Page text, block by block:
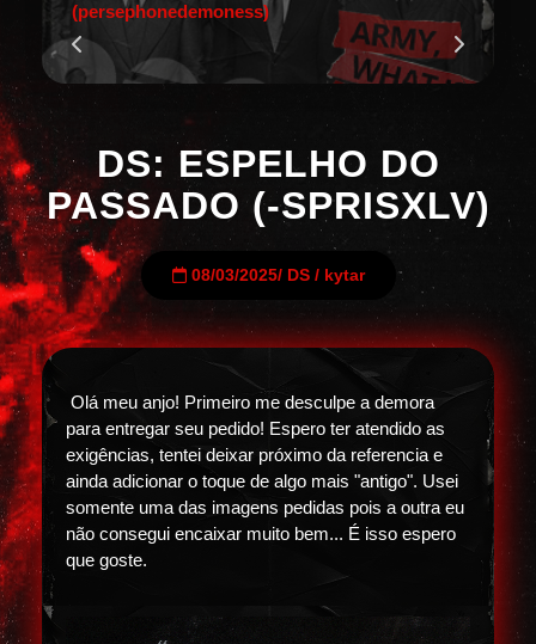
(persephonedemoness)
DS: ESPELHO DO
PASSADO (-SPRISXLV)
08/03/2025/ DS/ kytar
Olá meu anjo! Primeiro me desculpe a demora
para entregar seu pedido! Espero ter atendido as
exigências, tentei deixar próximo da referencia e
ainda adicionar o toque de algo mais "antigo". Usei
somente uma das imagens pedidas pois a outra eu
não consegui encaixar muito bem... É isso espero
que goste.